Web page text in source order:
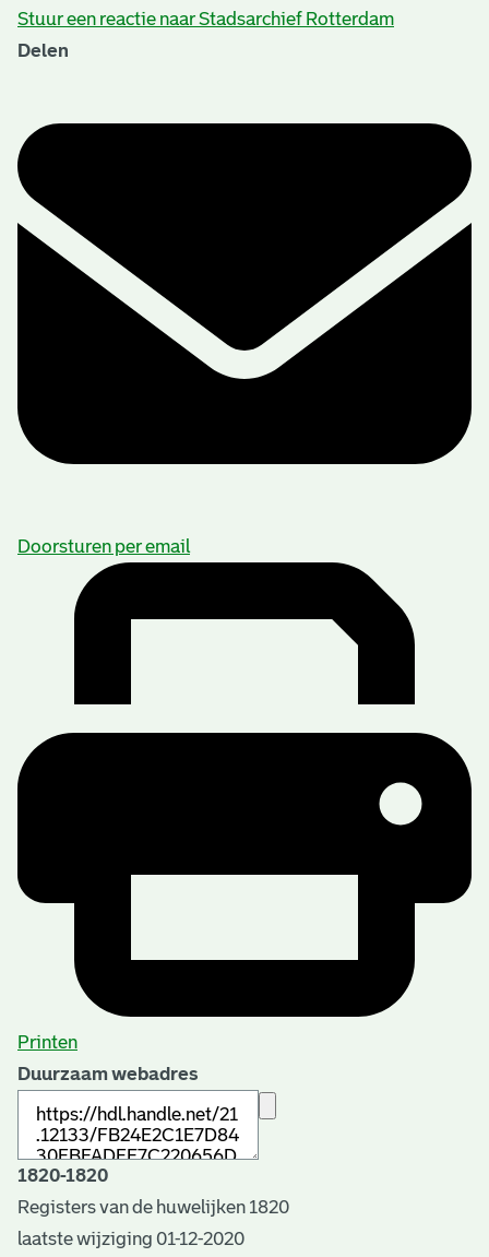
Stuur een reactie naar Stadsarchief Rotterdam
Delen
Doorsturen per email
Printen
Duurzaam webadres
1820-1820
Registers van de huwelijken 1820
laatste wijziging 01-12-2020